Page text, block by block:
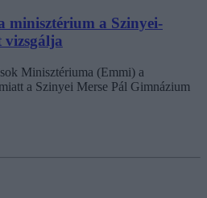
minisztérium a Szinyei-
vizsgálja
Minisztériuma (Emmi) a
a Szinyei Merse Pál Gimnázium